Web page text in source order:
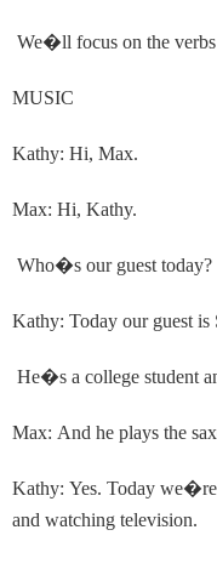
We�ll focus on the verbs
MUSIC
Kathy: Hi, Max.
Max: Hi, Kathy.
Who�s our guest today?
Kathy: Today our guest is
He�s a college student
Max: And he plays the
Kathy: Yes. Today we�
and watching television.